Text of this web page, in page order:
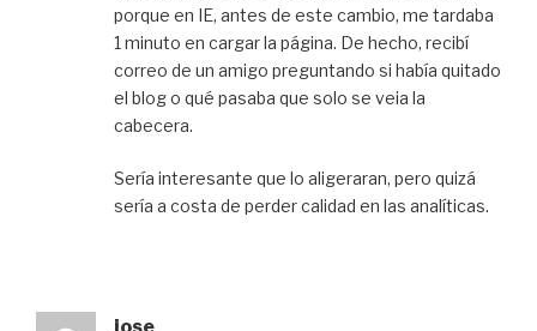
porque en IE, antes de este cambio, me tardaba
1 minuto en cargar la página. De hecho, recibí
correo de un amigo preguntando si había quitado
el blog o qué pasaba que solo se veia la
cabecera.
Sería interesante que lo aligeraran, pero quizá
sería a costa de perder calidad en las analíticas.